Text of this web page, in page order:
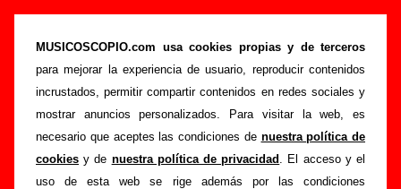
MUSICOSCOPIO.com usa cookies propias y de terceros
para mejorar la experiencia de usuario, reproducir contenidos
incrustados, permitir compartir contenidos en redes sociales y
mostrar anuncios personalizados. Para visitar la web, es
necesario que aceptes las condiciones de nuestra política de
cookies y de nuestra política de privacidad . El acceso y el
uso de esta web se rige además por las condiciones
Delorean - Añadir o corregir información
Portada >Delorean >Añadir
Si tienes información adicional, puedes enviar nueva
información o corregir la existente mediante el siguiente
formulario o escribiendo un e-mail a
guialven@musicoscopio.com.Gracias por tu
colaboración.